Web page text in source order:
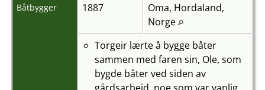
Båtbygger 1887
Oma, Hordaland,
Norge
Torgeir lærte å bygge båter
sammen med faren sin, Ole, som
bygde båter ved siden av
gårdsarbeid, noe som var vanlig